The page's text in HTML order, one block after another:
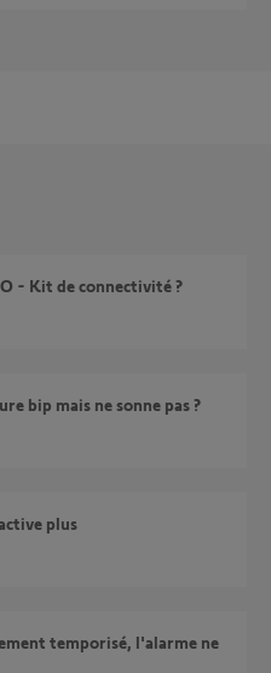
- Kit de connectivité ?
bip mais ne sonne pas ?
plus